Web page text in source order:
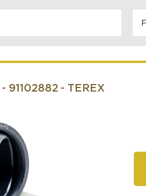
- 91102882 - TEREX